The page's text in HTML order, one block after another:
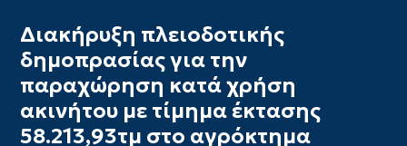
Διακήρυξη πλειοδοτικής
δημοπρασίας για την
παραχώρηση κατά χρήση
ακινήτου με τίμημα έκτασης
58.213,93τμ στο αγρόκτημα